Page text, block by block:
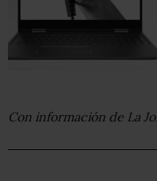
Con información de La